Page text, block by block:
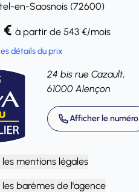
en-Saosnois (72600)
€ à partir de 543 €/mois
détails du prix
24 bis rue Cazault,
61000 Alençon
Afficher le numéro
mentions légales
barèmes de l'agence